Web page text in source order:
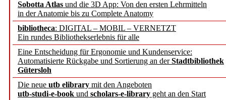
Sobotta Atlas und die 3D App: Von den ersten Lehrmitteln
in der Anatomie bis zu Complete Anatomy
bibliotheca: DIGITAL – MOBIL – VERNETZT
Ein rundes Bibliothekserlebnis für alle
Eine Entscheidung für Ergonomie und Kundenservice:
Automatisierte Rückgabe und Sortierung an derStadtbibliothek
Gütersloh
Die neue utb elibrary mit den Angeboten
utb-studi-e-book und scholars-e-library geht an den Start
EBSCO Information
Recherchefunktionen in
Sorbisches Institut neu
Geschichte und